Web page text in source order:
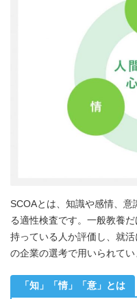
SCOAとは、知識や感情、
る適性検査です。一般教養
持っている人か評価し、就
の企業の選考で用いられてい
「知」「情」「意」とは